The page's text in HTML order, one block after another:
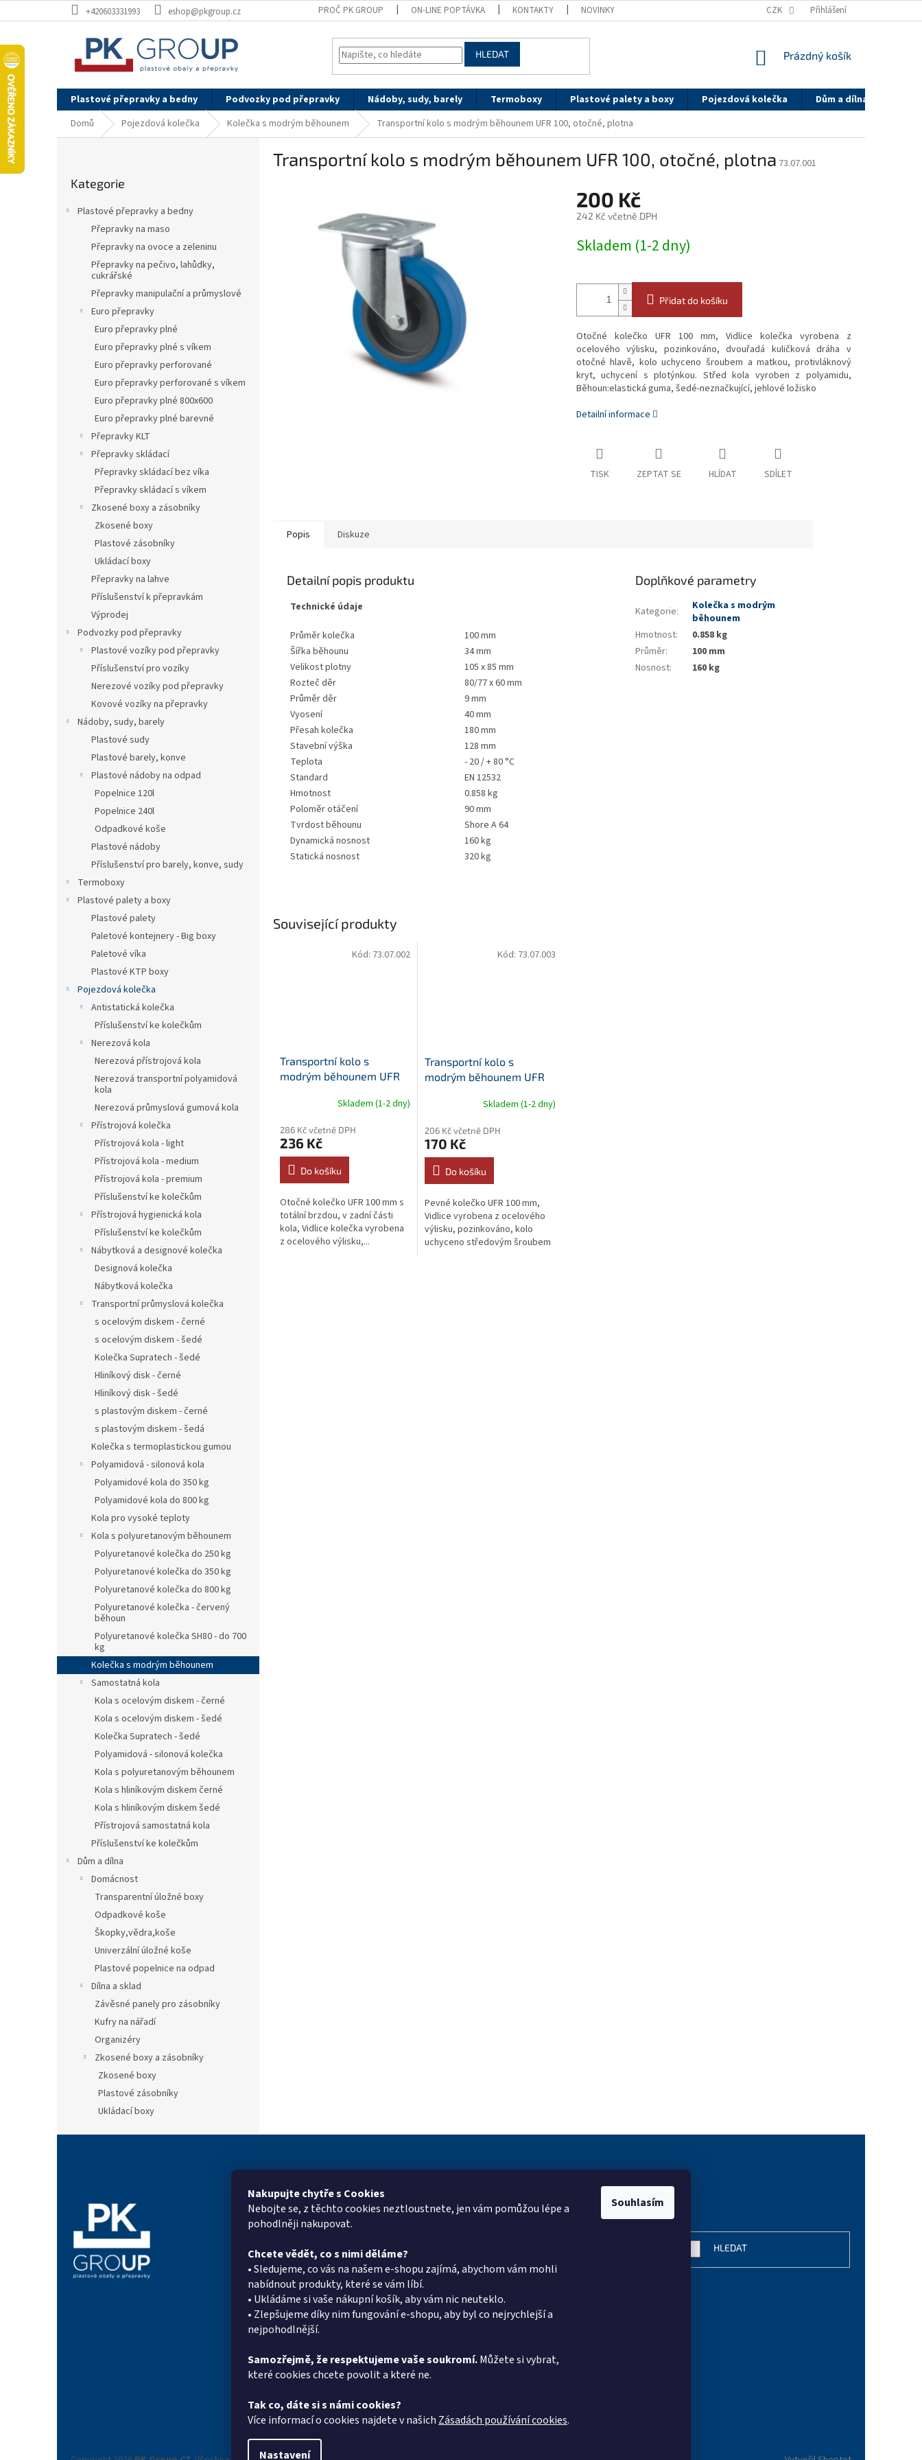
Nakupujte chytře s Cookies
Nebojte se, z těchto cookies neztloustnete, jen vám pomůžou lépe a
pohodlněji nakupovat.
Chcete vědět, co s nimi děláme?
• Sledujeme, co vás na našem e-shopu zajímá, abychom vám mohli
nabídnout produkty, které se vám líbí.
• Ukládáme si vaše nákupní košík, aby vám nic neuteklo.
• Zlepšujeme díky nim fungování e-shopu, aby byl co nejrychlejší a
nejpohodlnější.
Samozřejmě, že respektujeme vaše soukromí.Můžete si vybrat,
které cookies chcete povolit a které ne.
Tak co, dáte si s námi cookies?
Více informací o cookies najdete v našich Zásadách používání cookies.
Nastavení
Souhlasím
na
+420603331993 eshop@pkgroup.cz PROČ PK GROUP ON-LINE POPTÁVKA KONTAKTY NOVINKY SYSTÉM SLEV PK GROUP.CZ
CZK Přihlášení
HLEDAT
NÁKUPNÍ
Prázdný košík
Plastové přepravky a bedny Podvozky pod přepravky Nádoby, sudy, barely Termoboxy Plastové palety a boxy Pojezdová kolečka Dům a dílna
Domů
Pojezdová kolečka Kolečka s modrým běhounem Transportní kolo s modrým běhounem UFR 100, otočné, plotna
kategorie
Kategorie
Plastové přepravky a bedny
Přepravky na maso
Přepravky na ovoce a zeleninu
Přepravky na pečivo, lahůdky,
cukrářské
Přepravky manipulační a průmyslové
Euro přepravky
Euro přepravky plné
Euro přepravky plné s víkem
Euro přepravky perforované
Euro přepravky perforované s víkem
Euro přepravky plné 800x600
Euro přepravky plné barevné
Přepravky KLT
Přepravky skládací
Přepravky skládací bez víka
Přepravky skládací s víkem
Zkosené boxy a zásobníky
Zkosené boxy
Plastové zásobníky
Ukládací boxy
Přepravky na lahve
Příslušenství k přepravkám
Výprodej
Podvozky pod přepravky
Plastové vozíky pod přepravky
Příslušenství pro vozíky
Nerezové vozíky pod přepravky
Kovové vozíky na přepravky
Nádoby, sudy, barely
Plastové sudy
Plastové barely, konve
Plastové nádoby na odpad
Popelnice 120l
Popelnice 240l
Odpadkové koše
Plastové nádoby
Příslušenství pro barely, konve, sudy
Termoboxy
Plastové palety a boxy
Plastové palety
Paletové kontejnery - Big boxy
Paletové víka
Plastové KTP boxy
Pojezdová kolečka
Antistatická kolečka
Příslušenství ke kolečkům
Nerezová kola
Nerezová přístrojová kola
Nerezová transportní polyamidová
kola
Nerezová průmyslová gumová kola
Přístrojová kolečka
Přístrojová kola - light
Přístrojová kola - medium
Přístrojová kola - premium
Příslušenství ke kolečkům
Přístrojová hygienická kola
Příslušenství ke kolečkům
Nábytková a designové kolečka
Designová kolečka
Nábytková kolečka
Transportní průmyslová kolečka
s ocelovým diskem - černé
s ocelovým diskem - šedé
Kolečka Supratech - šedé
Hliníkový disk - černé
Hliníkový disk - šedé
s plastovým diskem - černé
s plastovým diskem - šedá
Kolečka s termoplastickou gumou
Polyamidová - silonová kola
Polyamidové kola do 350 kg
Polyamidové kola do 800 kg
Kola pro vysoké teploty
Kola s polyuretanovým běhounem
Polyuretanové kolečka do 250 kg
Polyuretanové kolečka do 350 kg
Polyuretanové kolečka do 800 kg
Polyuretanové kolečka - červený
běhoun
Polyuretanové kolečka SH80 - do 700
kg
Kolečka s modrým běhounem
Samostatná kola
Kola s ocelovým diskem - černé
Kola s ocelovým diskem - šedé
Kolečka Supratech - šedé
Polyamidová - silonová kolečka
Kola s polyuretanovým běhounem
Kola s hliníkovým diskem černé
Kola s hliníkovým diskem šedé
Přístrojová samostatná kola
Příslušenství ke kolečkům
Dům a dílna
Domácnost
Transparentní úložné boxy
Odpadkové koše
Škopky,vědra,koše
Univerzální úložné koše
Plastové popelnice na odpad
Dílna a sklad
Závěsné panely pro zásobníky
Kufry na nářadí
Organizéry
Zkosené boxy a zásobníky
Zkosené boxy
Plastové zásobníky
Ukládací boxy
Transportní kolo s modrým běhounem UFR 100, otočné, plotna 73.07.001
200 Kč
242 Kč včetně DPH
cena:
Skladem (1-2 dny)
Přidat do košíku
Otočné kolečko UFR 100 mm, Vidlice kolečka vyrobena z
ocelového výlisku, pozinkováno, dvouřadá kuličková dráha v
otočné hlavě, kolo uchyceno šroubem a matkou, protivláknový
kryt, uchycení s plotýnkou. Střed kola vyroben z polyamidu,
Běhoun:elastická guma, šedé-neznačkující, jehlové ložisko
Detailní informace
TISK ZEPTAT SE HLÍDAT SDÍLET
Související produkty
Transportní kolo s
modrým běhounem UFR
Skladem (1-2 dny)
286 Kč včetně DPH
236 Kč
Do košíku
Otočné kolečko UFR 100 mm s
totální brzdou, v zadní části
kola, Vidlice kolečka vyrobena
z ocelového výlisku,...
Kód: 73.07.002
Transportní kolo s
modrým běhounem UFR
Skladem (1-2 dny)
206 Kč včetně DPH
170 Kč
Do košíku
Pevné kolečko UFR 100 mm,
Vidlice vyrobena z ocelového
výlisku, pozinkováno, kolo
uchyceno středovým šroubem
Kód: 73.07.003
Popis Diskuze
Detailní popis produktu
Technické údaje
Průměr kolečka
100 mm
Šířka běhounu
34 mm
Velikost plotny
105 x 85 mm
Rozteč děr
80/77 x 60 mm
Průměr děr
9 mm
Vyosení
40 mm
Přesah kolečka
180 mm
Stavební výška
128 mm
Teplota
- 20 / + 80 °C
Standard
EN 12532
Hmotnost
0.858 kg
Poloměr otáčení
90 mm
Tvrdost běhounu
Shore A 64
Dynamická nosnost
160 kg
Statická nosnost
320 kg
Doplňkové parametry
Kategorie:
Kolečka s modrým
běhounem
Hmotnost:
0.858 kg
Průměr:
100 mm
Nosnost: 160 kg
Informace pro vás
On-line poptávka
Kontakty
Novinky
Doprava a platba - PK Group
Systém slev PK Group.cz
Obchodní podmínky
Podmínky ochrany osobních
Reklamační protokol
Kontakt
HLEDAT